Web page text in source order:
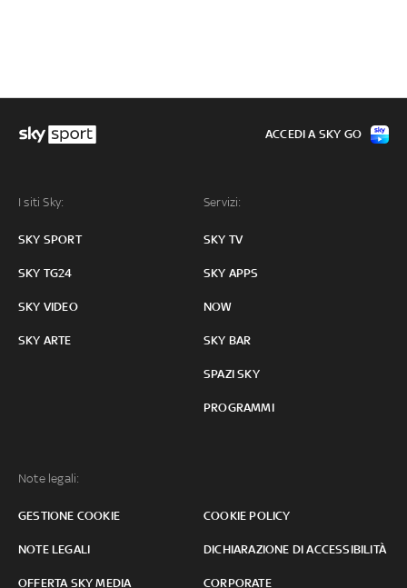
I siti Sky:
SKY SPORT
SKY TG24
SKY VIDEO
SKY ARTE
Servizi:
SKY TV
SKY APPS
NOW
SKY BAR
SPAZI SKY
PROGRAMMI
Note legali:
GESTIONE COOKIE COOKIE POLICY
NOTE LEGALI DICHIARAZIONE DI ACCESSIBILITÀ
OFFERTA SKY MEDIA CORPORATE
ACCEDI A SKY GO